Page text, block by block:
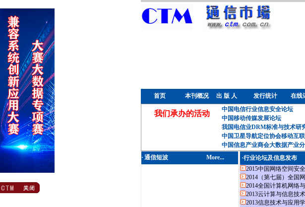
首页 本刊概况 出 版 人 发行统计 在线
我们承办的活动 中国电信行业信息安全论坛
中国移动传媒发展论坛
我国电信业DRM标准与技术研
中国卫星导航定位协会移动互
中国信息产业商会大数据产业
· 通信短波 More... ·行业论坛及信息发布
2015中国网络空间安
2014（第七届）全国
2014全国计算机网络
2013云计算与信息技
2013信息技术与应用